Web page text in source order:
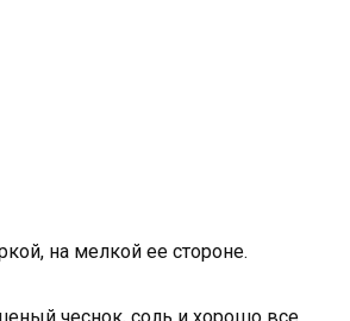
на мелкой ее стороне.
чеснок, соль и хорошо все